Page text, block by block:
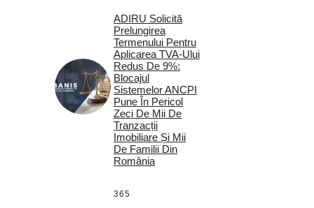
ADIRU Solicită
Prelungirea
Termenului Pentru
Aplicarea TVA-Ului
Redus De 9%:
Blocajul
Sistemelor ANCPI
Pune În Pericol
Zeci De Mii De
Tranzacții
Imobiliare Și Mii
De Familii Din
România
365